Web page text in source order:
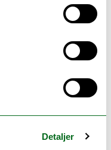
Detaljer
-
(B-